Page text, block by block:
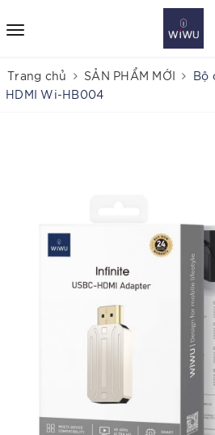
Trang chủ SẢN PHẨM MỚI
Bộ
HDMI Wi-HB004